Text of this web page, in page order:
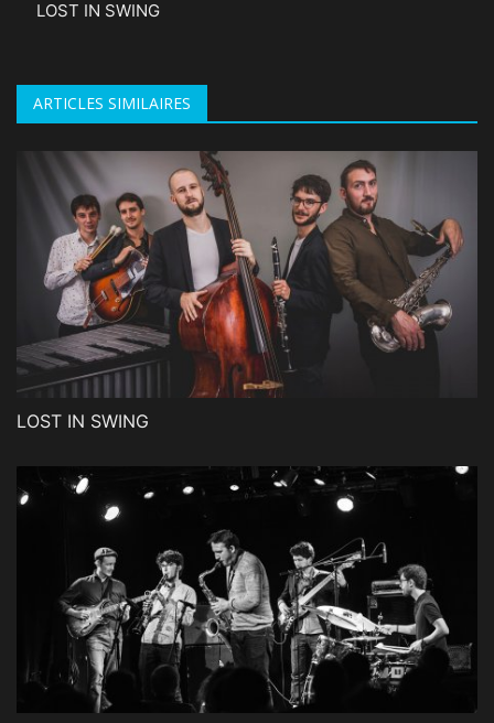
LOST IN SWING
ARTICLES SIMILAIRES
LOST IN SWING